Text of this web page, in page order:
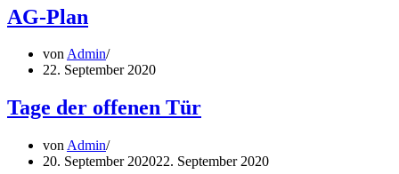
AG-Plan
vonAdmin
22. September 2020
Tage der offenen Tür
von Admin
20. September 202022. September 2020